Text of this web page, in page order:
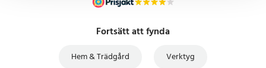
Fortsätt att fynda
Hem & Trädgård Verktyg